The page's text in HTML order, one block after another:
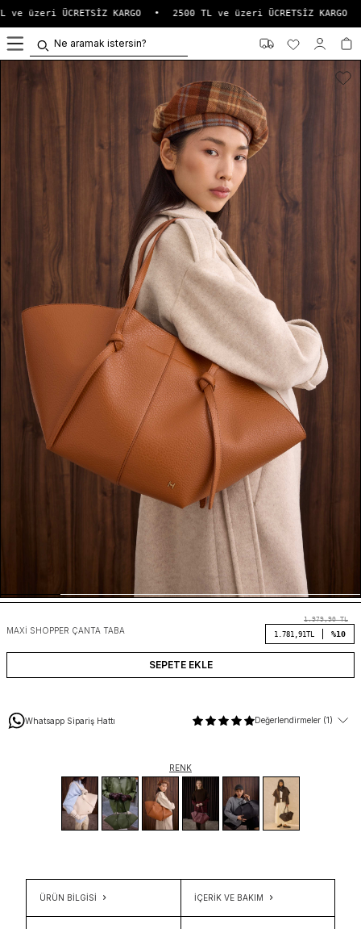
ve üzeri ÜCRETSİZ KARGO 2500 TL ve üzeri ÜCRETSİZ KARGO
MAXI SHOPPER ÇANTA TABA
1.979,90TL
1.781,91 TL %10
SEPETE EKLE
Whatsapp Sipariş Hattı Değerlendirmeler (1)
RENK
ÜRÜN BİLGİSİ İÇERIK VE BAKIM